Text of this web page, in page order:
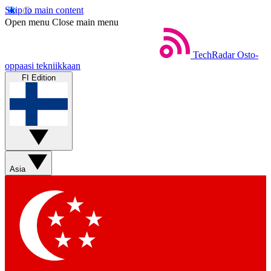
Skip to main content
Open menu Close main menu
TechRadar Osto-
oppaasi tekniikkaan
FI Edition
Asia